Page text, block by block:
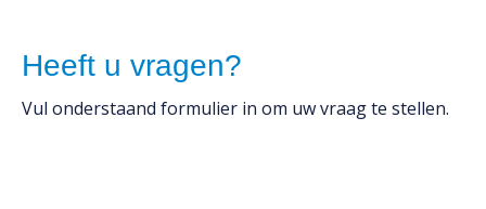
Heeft u vragen?
Vul onderstaand formulier in om uw vraag te stellen.